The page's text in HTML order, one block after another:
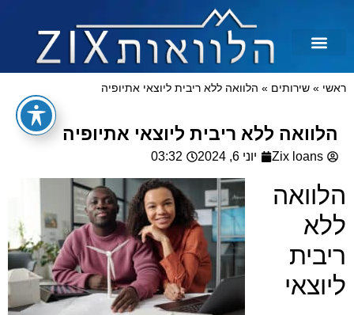
ראשי » שירותים » הלוואה ללא ריבית ליוצאי אתיופיה
הלוואה ללא ריבית ליוצאי אתיופיה
Zix loans יוני 6, 2024 03:32
הלוואה
ללא
ריבית
ליוצאי